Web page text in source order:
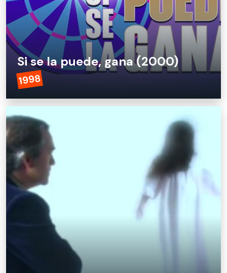
Si se la puede, gana (2000)
Si se la puede, gana (2000)
1998